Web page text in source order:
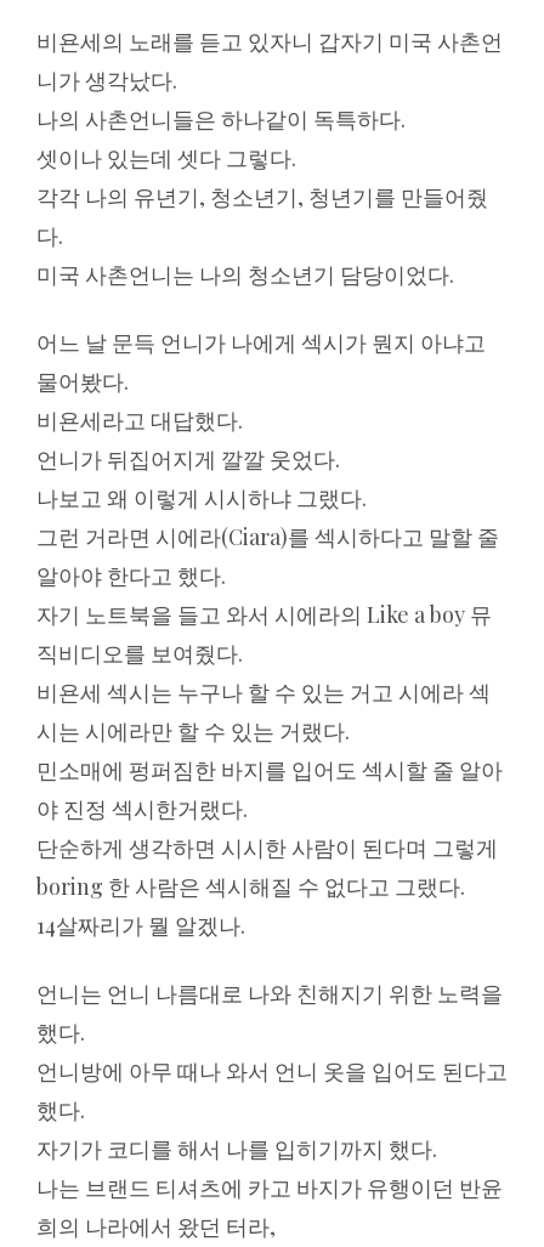
비욘세의 노래를 듣고 있자니 갑자기 미국 사촌언
니가 생각났다.
나의 사촌언니들은 하나같이 독특하다.
셋이나 있는데 셋다 그렇다.
각각 나의 유년기, 청소년기, 청년기를 만들어줬
다.
미국 사촌언니는 나의 청소년기 담당이었다.
어느 날 문득 언니가 나에게 섹시가 뭔지 아냐고
물어봤다.
비욘세라고 대답했다.
언니가 뒤집어지게 깔깔 웃었다.
나보고 왜 이렇게 시시하냐 그랬다.
그런 거라면 시에라(Ciara)를 섹시하다고 말할 줄
알아야 한다고 했다.
자기 노트북을 들고 와서 시에라의 Like a boy 뮤
직비디오를 보여줬다.
비욘세 섹시는 누구나 할 수 있는 거고 시에라 섹
시는 시에라만 할 수 있는 거랬다.
민소매에 펑퍼짐한 바지를 입어도 섹시할 줄 알아
야 진정 섹시한거랬다.
단순하게 생각하면 시시한 사람이 된다며 그렇게
boring 한 사람은 섹시해질 수 없다고 그랬다.
14살짜리가 뭘 알겠나.
언니는 언니 나름대로 나와 친해지기 위한 노력을
했다.
언니방에 아무 때나 와서 언니 옷을 입어도 된다고
했다.
자기가 코디를 해서 나를 입히기까지 했다.
나는 브랜드 티셔츠에 카고 바지가 유행이던 반윤
희의 나라에서 왔던 터라,